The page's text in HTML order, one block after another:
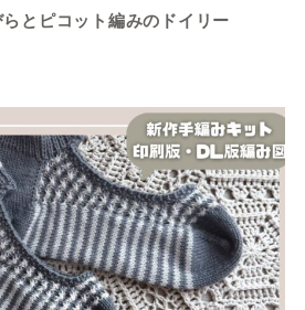
らとピコット編みのドイリー